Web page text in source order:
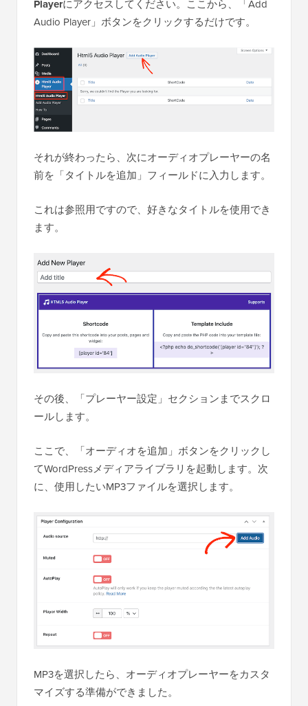
Playerにアクセスしてください。ここから、「Add
Audio Player」ボタンをクリックするだけです。
それが終わったら、次にオーディオプレーヤーの名
前を「タイトルを追加」フィールドに入力します。
これは参照用ですので、好きなタイトルを使用でき
ます。
その後、「プレーヤー設定」セクションまでスクロ
ールします。
ここで、「オーディオを追加」ボタンをクリックし
てWordPressメディアライブラリを起動します。次
に、使用したいMP3ファイルを選択します。
MP3を選択したら、オーディオプレーヤーをカスタ
マイズする準備ができました。